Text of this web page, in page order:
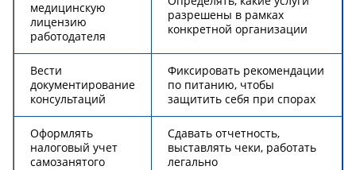
медицинскую
лицензию
работодателя
разрешены в рамках
конкретной организации
Вести
документирование
консультаций
Фиксировать рекомендации
по питанию, чтобы
защитить себя при спорах
Оформлять
налоговый учет
самозанятого
Сдавать отчетность,
выставлять чеки, работать
легально